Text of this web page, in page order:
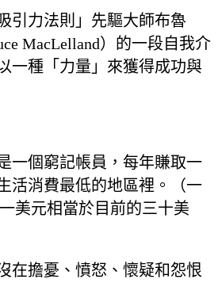
引力法則」先驅大師布魯
MacLelland）的一段自我介
一種「力量」來獲得成功與
一個窮記帳員，每年賺取一
活消費最低的地區裡。（一
美元相當於目前的三十美
在擔憂、憤怒、懷疑和怨恨